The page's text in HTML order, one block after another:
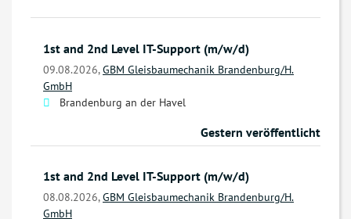
1st and 2nd Level IT-Support (m/w/d)
09.08.2026,GBM Gleisbaumechanik Brandenburg/H.
GmbH
Brandenburg an der Havel
Gestern veröffentlicht
1st and 2nd Level IT-Support (m/w/d)
08.08.2026,GBM Gleisbaumechanik Brandenburg/H.
GmbH